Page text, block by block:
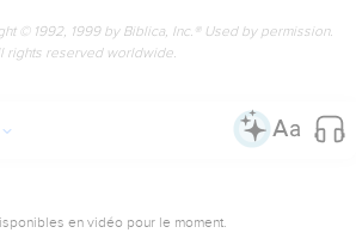
© 1992, 1999 by Biblica, Inc.® Used by permission.
rights reserved worldwide.
en vidéo pour le moment.